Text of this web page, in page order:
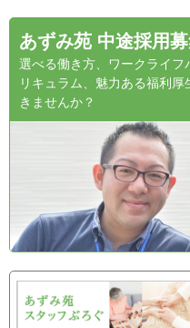
あずみ苑 中途採用
選べる働き方、ワークライフ
リキュラム、魅力ある福利
きませんか？